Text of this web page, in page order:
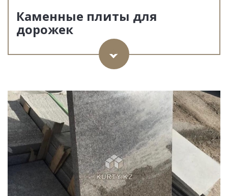
Каменные плиты для
дорожек